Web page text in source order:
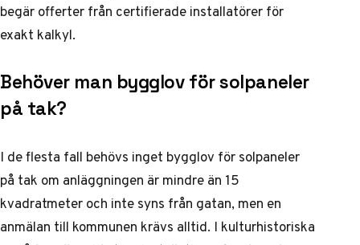
begär offerter från certifierade installatörer för
exakt kalkyl.
Behöver man bygglov för solpaneler
på tak?
I de flesta fall behövs inget bygglov för solpaneler
på tak om anläggningen är mindre än 15
kvadratmeter och inte syns från gatan, men en
anmälan till kommunen krävs alltid. I kulturhistoriska